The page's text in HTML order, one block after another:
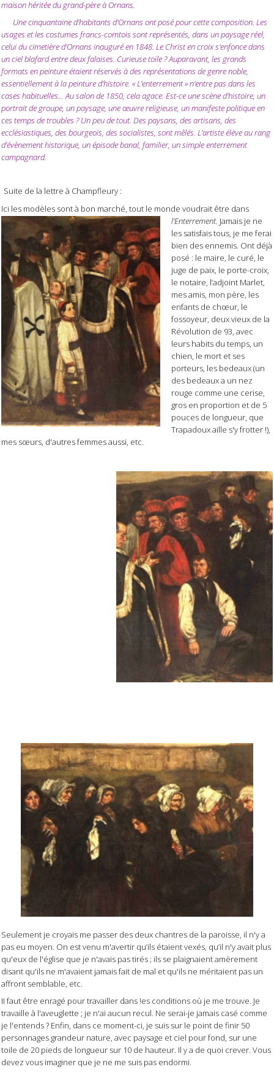
maison héritée du grand-père à Ornans.
Une cinquantaine d’habitants d’Ornans ont posé pour cette composition. Les
usages et les costumes francs-comtois sont représentés, dans un paysage réel,
celui du cimetière d’Ornans inauguré en 1848. Le Christ en croix s'enfonce dans
un ciel blafard entre deux falaises. Curieuse toile ? Auparavant, les grands
formats en peinture étaient réservés à des représentations de genre noble,
essentiellement à la peinture d’histoire. « L’enterrement » n’entre pas dans les
cases habituelles... Au salon de 1850, cela agace. Est-ce une scène d’histoire, un
portrait de groupe, un paysage, une œuvre religieuse, un manifeste politique en
ces temps de troubles ? Un peu de tout. Des paysans, des artisans, des
ecclésiastiques, des bourgeois, des socialistes, sont mêlés. L’artiste élève au rang
d’évènement historique, un épisode banal, familier, un simple enterrement
campagnard.
Suite de la lettre à Champfleury :
Ici les modèles sont à bon marché, tout le monde voudrait être dans
l'Enterrement. Jamais je ne
les satisfais tous, je me ferai
bien des ennemis. Ont déjà
posé : le maire, le curé, le
juge de paix, le porte-croix,
le notaire, l’adjoint Marlet,
mes amis, mon père, les
enfants de chœur, le
fossoyeur, deux vieux de la
Révolution de 93, avec
leurs habits du temps, un
chien, le mort et ses
porteurs, les bedeaux (un
des bedeaux a un nez
rouge comme une cerise,
gros en proportion et de 5
pouces de longueur, que
Trapadoux aille s'y frotter !),
mes sœurs, d'autres femmes aussi, etc.
Seulement je croyais me passer des deux chantres de la paroisse, il n'y a
pas eu moyen. On est venu m'avertir qu’ils étaient vexés, qu’il n'y avait plus
qu'eux de l'église que je n'avais pas tirés ; ils se plaignaient amèrement
disant qu'ils ne m'avaient jamais fait de mal et qu'ils ne méritaient pas un
affront semblable, etc.
II faut être enragé pour travailler dans !es conditions où je me trouve. Je
travaille à l'aveuglette ; je n'ai aucun recul. Ne serai-je jamais casé comme
je l'entends ? Enfin, dans ce moment-ci, je suis sur le point de finir 50
personnages grandeur nature, avec paysage et ciel pour fond, sur une
toile de 20 pieds de longueur sur 10 de hauteur. Il y a de quoi crever. Vous
devez vous imaginer que je ne me suis pas endormi.